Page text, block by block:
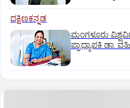
ದಕ್ಷಿಣಕನ್ನಡ
ಮಂಗಳೂರು
ಪ್ರಾಧ್ಯಾಪಕಿ ಡಾ.